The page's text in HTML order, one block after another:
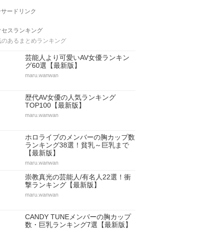
ードリンク
セスランキング
のあるまとめランキング
芸能人より可愛いAV女優ランキン
グ60選【最新版】
maru.wanwan
歴代AV女優の人気ランキング
TOP100【最新版】
maru.wanwan
ホロライブのメンバーの胸カップ数
ランキング38選！貧乳～巨乳まで
【最新版】
maru.wanwan
崇教真光の芸能人/有名人22選！衝
撃ランキング【最新版】
maru.wanwan
CANDY TUNEメンバーの胸カップ
数・巨乳ランキング7選【最新版】